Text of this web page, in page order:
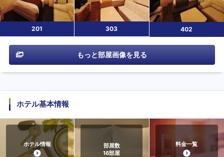
201 303 402
もっと部屋画像を見る
ホテル基本情報
ホテル情報
部屋数
16部屋
料金一覧